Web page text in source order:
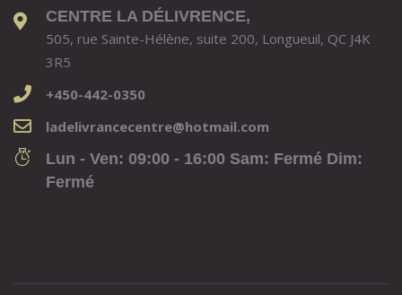
CENTRE LA DÉLIVRENCE,
505, rue Sainte-Hélène, suite 200, Longueuil, QC J4K
3R5
+450-442-0350
ladelivrancecentre@hotmail.com
Lun - Ven: 09:00 - 16:00 Sam: Fermé Dim:
Fermé